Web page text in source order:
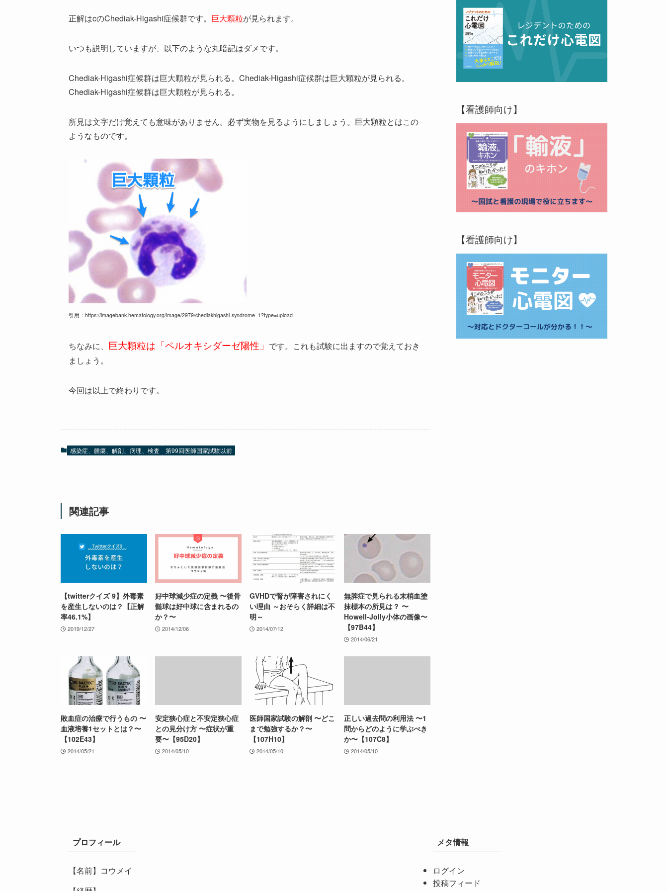
正解はcのChediak-Higashi症候群です。 巨大顆粒が見られます。
いつも説明していますが、以下のような丸暗記はダメです。
Chediak-Higashi症候群は巨大顆粒が見られる。Chediak-Higashi症候群は巨大顆粒が見られる。
Chediak-Higashi症候群は巨大顆粒が見られる。
所見は文字だけ覚えても意味がありません。必ず実物を見るようにしましょう。巨大顆粒とはこの
ようなものです。
引用：https://imagebank.hematology.org/image/2979/chediakhigashi-syndrome–1?type=upload
ちなみに、 巨大顆粒は「ペルオキシダーゼ陽性」 です。これも試験に出ますので覚えておき
ましょう。
今回は以上で終わりです。
感染症、腫瘍、解剖、病理、検査 第99回医師国家試験以前
関連記事
【twitterクイズ 9】外毒素
を産生しないのは？【正解
率46.1%】
2019/12/27
好中球減少症の定義 〜後骨
髄球は好中球に含まれるの
か？〜
2014/12/06
GVHDで腎が障害されにく
い理由 ～おそらく詳細は不
明～
2014/07/12
無脾症で見られる末梢血塗
抹標本の所見は？ 〜
Howell-Jolly小体の画像〜
【97B44】
2014/06/21
敗血症の治療で行うもの 〜
血液培養1セットとは？〜
【102E43】
2014/05/21
安定狭心症と不安定狭心症
との見分け方 〜症状が重
要〜【95D20】
2014/05/10
医師国家試験の解剖 〜どこ
まで勉強するか？〜
【107H10】
2014/05/10
正しい過去問の利用法 〜1
問からどのように学ぶべき
か〜【107C8】
2014/05/10
【看護師向け】
【看護師向け】
プロフィール
【名前】コウメイ
メタ情報
ログイン
投稿フィード